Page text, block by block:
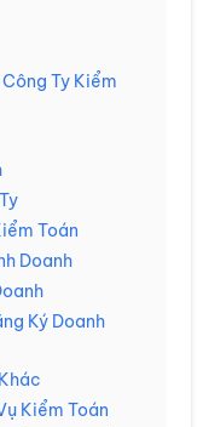
Ty Kiểm
Toán
Doanh
Ký Doanh
Kiểm Toán